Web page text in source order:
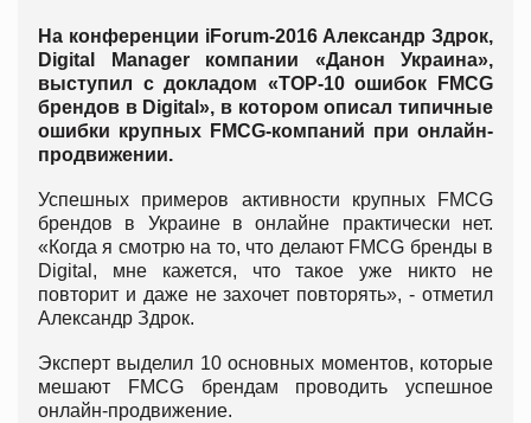
На конференции iForum-2016 Александр Здрок,
Digital Manager компании «Данон Украина»,
выступил с докладом «TOP-10 ошибок FMCG
брендов в Digital», в котором описал типичные
ошибки крупных FMCG-компаний при онлайн-
продвижении.
Успешных примеров активности крупных FMCG
брендов в Украине в онлайне практически нет.
«Когда я смотрю на то, что делают FMCG бренды в
Digital, мне кажется, что такое уже никто не
повторит и даже не захочет повторять», - отметил
Александр Здрок.
Эксперт выделил 10 основных моментов, которые
мешают FMCG брендам проводить успешное
онлайн-продвижение.